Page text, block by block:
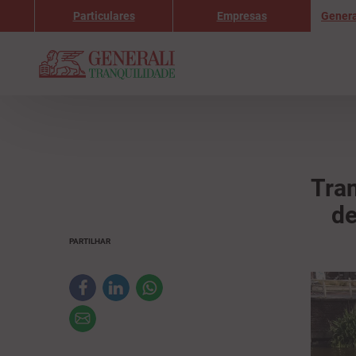
Particulares Empresas
PARTILHAR